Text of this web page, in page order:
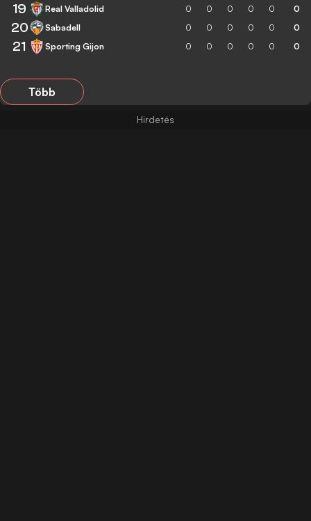
19 Real Valladolid 0 0 0 0 0 0
20 Sabadell 0 0 0 0 0 0
21 Sporting Gijon 0 0 0 0 0 0
Több